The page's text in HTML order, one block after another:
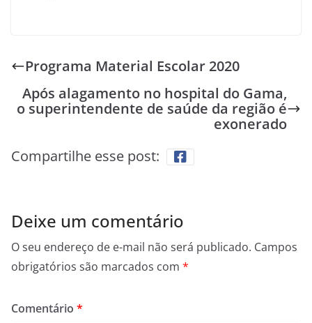
Programa Material Escolar 2020
Após alagamento no hospital do Gama,
o superintendente de saúde da região é
exonerado
Compartilhe esse post:
Deixe um comentário
O seu endereço de e-mail não será publicado. Campos
obrigatórios são marcados com *
Comentário *